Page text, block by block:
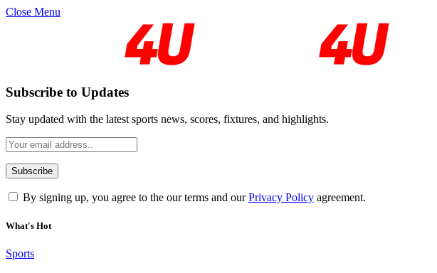
Close Menu
Subscribe to Updates
Stay updated with the latest sports news, scores, fixtures, and highlights.
By signing up, you agree to the our terms and ourPrivacy Policy agreement.
What's Hot
Sports